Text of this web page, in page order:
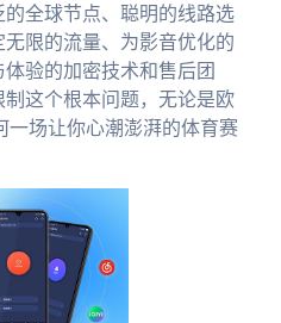
全球节点、聪明的线路选
限的流量、为影音优化的
验的加密技术和售后团
这个根本问题，无论是欧
一场让你心潮澎湃的体育赛